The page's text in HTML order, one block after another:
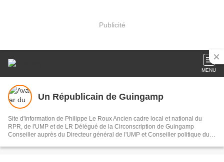
Publicité
MENU
Un Républicain de Guingamp
Site d'information de Philippe Le Roux Ancien cadre local et national du
RPR, de l'UMP et de LR Délégué de la Circonscription de Guingamp
Conseiller auprès du Directeur général de l'UMP et Conseiller politique du